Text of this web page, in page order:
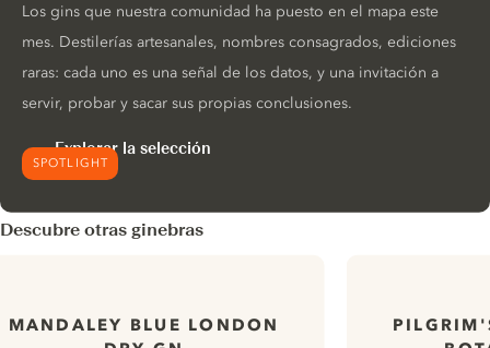
SPOTLIGHT
Los gins que nuestra comunidad ha puesto en el mapa este
mes. Destilerías artesanales, nombres consagrados, ediciones
raras: cada uno es una señal de los datos, y una invitación a
servir, probar y sacar sus propias conclusiones.
Explorar la selección
Descubre otras ginebras
MANDALEY BLUE LONDON